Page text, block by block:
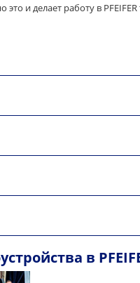
и делает работу в PFEIFER
в